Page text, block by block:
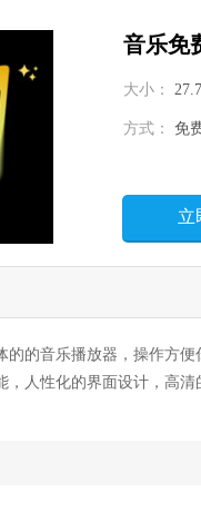
音乐免
大小：
方式： 免
立
的的音乐播放器，操作方
人性化的界面设计，高